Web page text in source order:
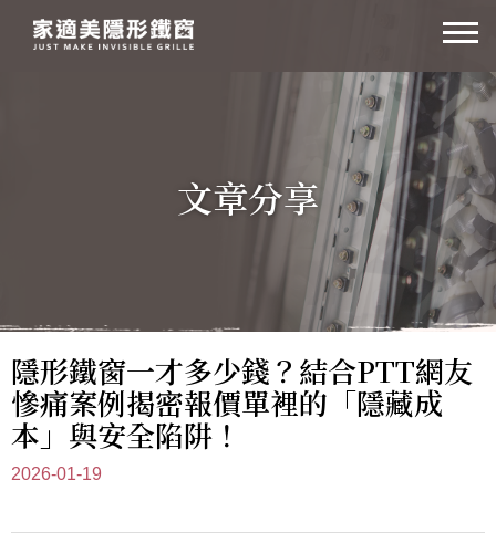
文章分享
隱形鐵窗一才多少錢？結合PTT網友
慘痛案例揭密報價單裡的「隱藏成
本」與安全陷阱！
2026-01-19